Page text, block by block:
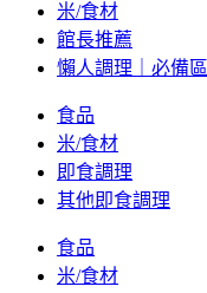
米/食材
館長推薦
懶人調理｜必備區
食品
米/食材
即食調理
其他即食調理
食品
米/食材